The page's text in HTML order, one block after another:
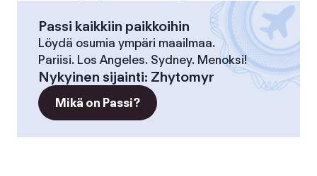
Passi kaikkiin paikkoihin
Löydä osumia ympäri maailmaa.
Pariisi. Los Angeles. Sydney. Menoksi!
Nykyinen sijainti: Zhytomyr
Mikä on Passi?